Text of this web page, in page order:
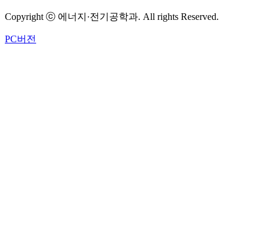
Copyright ⓒ 에너지·전기공학과. All rights Reserved.
PC버전